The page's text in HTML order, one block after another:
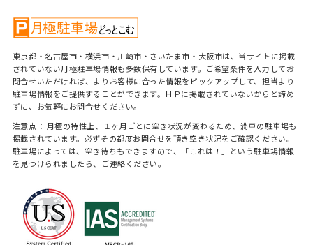
東京都・名古屋市・横浜市・川崎市・さいたま市・大阪市は、当サイトに掲載
されていない月極駐車場情報も多数保有しています。ご希望条件を入力してお
問合せいただければ、よりお客様に合った情報をピックアップして、担当より
駐車場情報をご提供することができます。ＨＰに掲載されていないからと諦め
ずに、お気軽にお問合せください。
注意点： 月極の特性上、１ヶ月ごとに空き状況が変わるため、満車の駐車場も
掲載されています。必ずその都度お問合せを頂き空き状況をご確認ください。
駐車場によっては、空き待ちもできますので、「これは！」という駐車場情報
を見つけられましたら、ご連絡ください。